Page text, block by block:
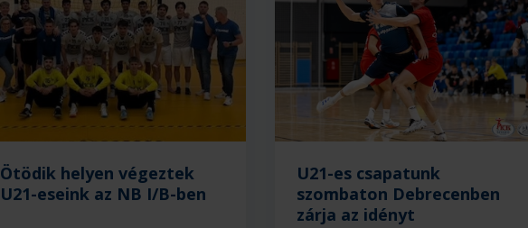
Ötödik helyen végeztek
U21-eseink az NB I/B-ben
U21-es csapatunk
szombaton Debrecenben
zárja az idényt